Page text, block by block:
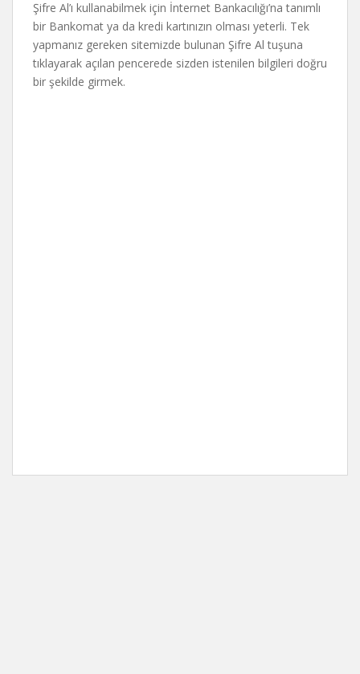
Şifre Al’ı kullanabilmek için İnternet Bankacılığı’na tanımlı
bir Bankomat ya da kredi kartınızın olması yeterli. Tek
yapmanız gereken sitemizde bulunan Şifre Al tuşuna
tıklayarak açılan pencerede sizden istenilen bilgileri doğru
bir şekilde girmek.